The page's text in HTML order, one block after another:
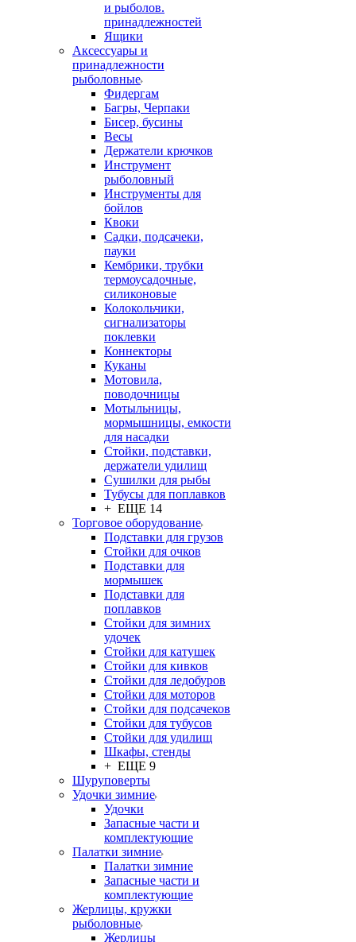
и рыболов.
принадлежностей
Ящики
Аксессуары и
принадлежности
рыболовные
Фидергам
Багры, Черпаки
Бисер, бусины
Весы
Держатели крючков
Инструмент
рыболовный
Инструменты для
бойлов
Квоки
Садки, подсачеки,
пауки
Кембрики, трубки
термоусадочные,
силиконовые
Колокольчики,
сигнализаторы
поклевки
Коннекторы
Куканы
Мотовила,
поводочницы
Мотыльницы,
мормышницы, емкости
для насадки
Стойки, подставки,
держатели удилищ
Сушилки для рыбы
Тубусы для поплавков
+ ЕЩЕ 14
Торговое оборудование
Подставки для грузов
Стойки для очков
Подставки для
мормышек
Подставки для
поплавков
Стойки для зимних
удочек
Стойки для катушек
Стойки для кивков
Стойки для ледобуров
Стойки для моторов
Стойки для подсачеков
Стойки для тубусов
Стойки для удилищ
Шкафы, стенды
+ ЕЩЕ 9
Шуруповерты
Удочки зимние
Удочки
Запасные части и
комплектующие
Палатки зимние
Палатки зимние
Запасные части и
комплектующие
Жерлицы, кружки
рыболовные
Жерлицы